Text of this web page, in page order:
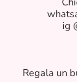
ig
Regala un